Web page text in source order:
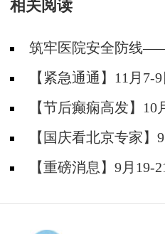
防线！
相关阅读
筑牢医院安全防线
防安全培训纪实
【紧急通通】11月7-
神经内科胡颖教授亲临
【节后癫痫高发】
院陈葵博士免费会诊+
题！
【国庆看北京专家】
天坛&首钢医院两大专
【重磅消息】9月19-